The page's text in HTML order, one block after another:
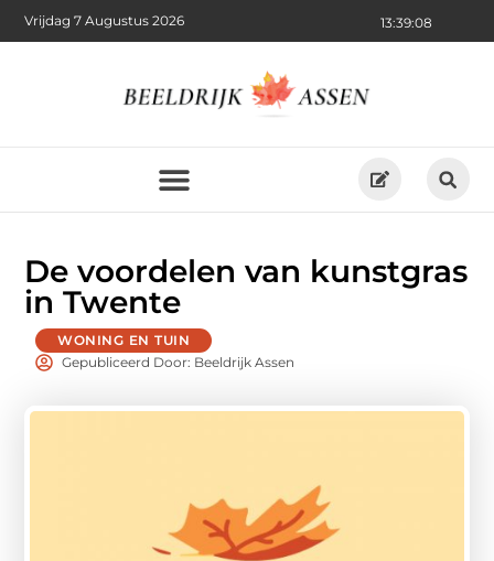
13:39:10
Vrijdag 7 Augustus 2026
De voordelen van kunstgras
in Twente
WONING EN TUIN
Gepubliceerd Door: Beeldrijk Assen